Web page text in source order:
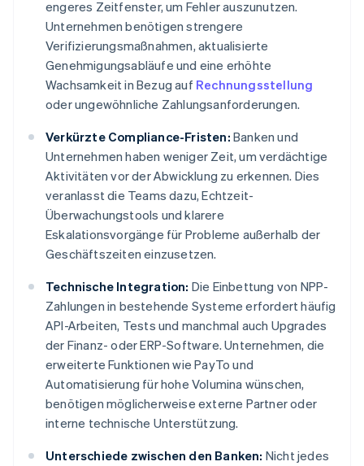
engeres Zeitfenster, um Fehler auszunutzen.
Unternehmen benötigen strengere
Verifizierungsmaßnahmen, aktualisierte
Genehmigungsabläufe und eine erhöhte
Wachsamkeit in Bezug auf Rechnungsstellung
oder ungewöhnliche Zahlungsanforderungen.
Verkürzte Compliance-Fristen: Banken und
Unternehmen haben weniger Zeit, um verdächtige
Aktivitäten vor der Abwicklung zu erkennen. Dies
veranlasst die Teams dazu, Echtzeit-
Überwachungstools und klarere
Eskalationsvorgänge für Probleme außerhalb der
Geschäftszeiten einzusetzen.
Technische Integration: Die Einbettung von NPP-
Zahlungen in bestehende Systeme erfordert häufig
API-Arbeiten, Tests und manchmal auch Upgrades
der Finanz- oder ERP-Software. Unternehmen, die
erweiterte Funktionen wie PayTo und
Automatisierung für hohe Volumina wünschen,
benötigen möglicherweise externe Partner oder
interne technische Unterstützung.
Unterschiede zwischen den Banken: Nicht jedes